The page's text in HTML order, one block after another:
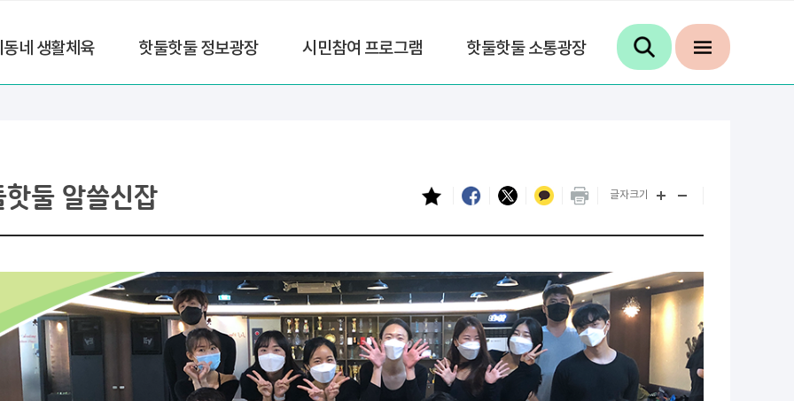
네 생활체육 핫둘핫둘 정보광장 시민참여 프로그램 핫둘핫둘 소통광장
핫둘 알쓸신잡 글자크기